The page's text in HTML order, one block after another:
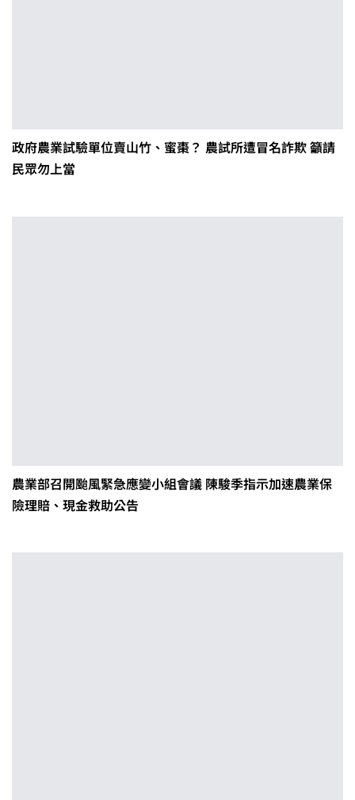
政府農業試驗單位賣山竹、蜜棗？ 農試所遭冒名詐欺 籲請
民眾勿上當
農業部召開颱風緊急應變小組會議 陳駿季指示加速農業保
險理賠、現金救助公告